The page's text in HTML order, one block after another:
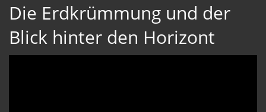
Die Erdkrümmung und der
Blick hinter den Horizont